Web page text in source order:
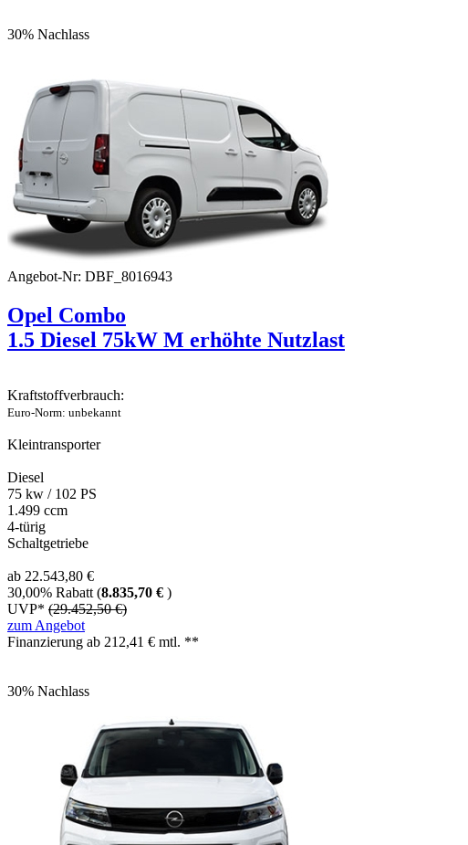
30% Nachlass
Angebot-Nr: DBF_8016943
Opel Combo
1.5 Diesel 75kW M erhöhte Nutzlast
Kraftstoffverbrauch:
Euro-Norm: unbekannt
Kleintransporter
Diesel
75 kw / 102 PS
1.499 ccm
4-türig
Schaltgetriebe
ab 22.543,80 €
30,00% Rabatt (8.835,70 € )
UVP* (29.452,50 €)
zum Angebot
Finanzierung ab 212,41 € mtl. **
30% Nachlass